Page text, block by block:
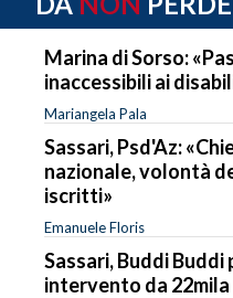
Marina di Sorso:
inaccessibili ai
Mariangela Pala
Sassari, Psd'Az:
nazionale, volontà
iscritti»
Emanuele Floris
Sassari, Buddi Buddi
intervento da 22mila